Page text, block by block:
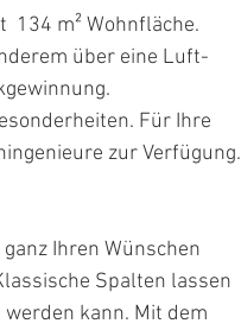
134 m² Wohnfläche.
über eine Luft-
Für Ihre
zur Verfügung.
Ihren Wünschen
Spalten lassen
kann. Mit dem